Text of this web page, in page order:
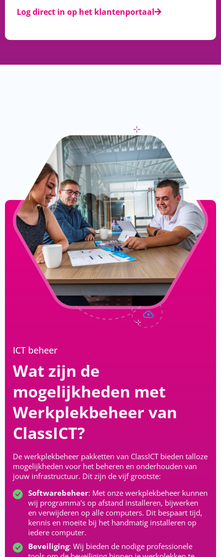
Log direct in op het klantenportaal
ICT beheer
Wat zijn de
mogelijkheden met
Werkplekbeheer van
ClassICT?
De werkplekbeheer pakketten van ClassICT bieden talloze
mogelijkheden voor het beheren en onderhouden van
jouw infrastructuur. Dit zijn de vijf grootste:
Softwarebeheer: Met onze werkplekbeheer kunnen
wij programma's op afstand installeren, bijwerken
en verwijderen op alle computers. Dit bespaart tijd,
kennis en moeite bij het handmatig installeren op
iedere computer.
Beveiliging: Wij bieden de nodige professionele